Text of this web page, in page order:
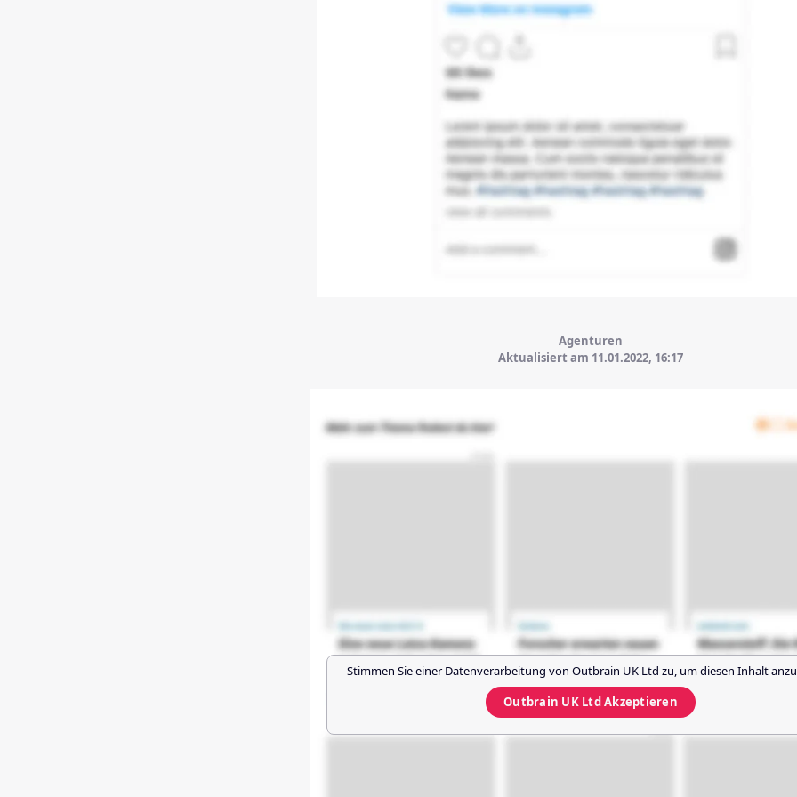
Agenturen
Aktualisiert am 11.01.2022, 16:17
Stimmen Sie einer Datenverarbeitung von Outbrain UK Ltd zu, um diesen Inhalt
Outbrain UK Ltd Akzeptieren